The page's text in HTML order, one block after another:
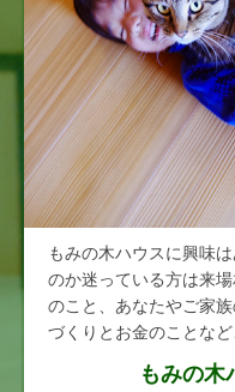
もみの木ハウスに興味
のか迷っている方は来
のこと、あなたやご家
づくりとお金のことな
もみの木